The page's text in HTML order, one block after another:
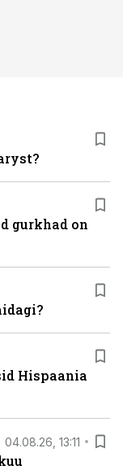
gurkhad on
Hispaania
04.08.26, 13:11